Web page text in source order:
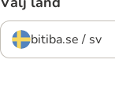
bitiba.se / sv